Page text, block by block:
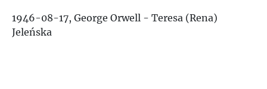
1946-08-17, George Orwell - Teresa (Rena)
Jeleńska